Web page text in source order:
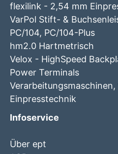
flexilink - 2,54 mm
VarPol Stift- &
PC/104, PC/104-Plus
hm2.0 Hartmetrisch
Velox - HighSpeed
Power Terminals
Verarbeitungsmaschinen,
Einpresstechnik
Infoservice
Über ept